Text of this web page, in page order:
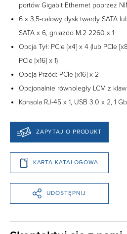
portów Gigabit Ethernet poprzez
6 x 3,5-calowy dysk twardy SATA
SATA x 6, gniazdo M.2 2260 x 1
Opcja Tył: PCIe [x4] x 4 (lub PCIe
PCIe [x16] x 1)
Opcja Przód: PCIe [x16] x 2
Opcjonalnie równoległy LCM z
Konsola RJ-45 x 1, USB 3.0 x 2, 1
ZAPYTAJ O PRODUKT
KARTA KATALOGOWA
UDOSTĘPNIJ